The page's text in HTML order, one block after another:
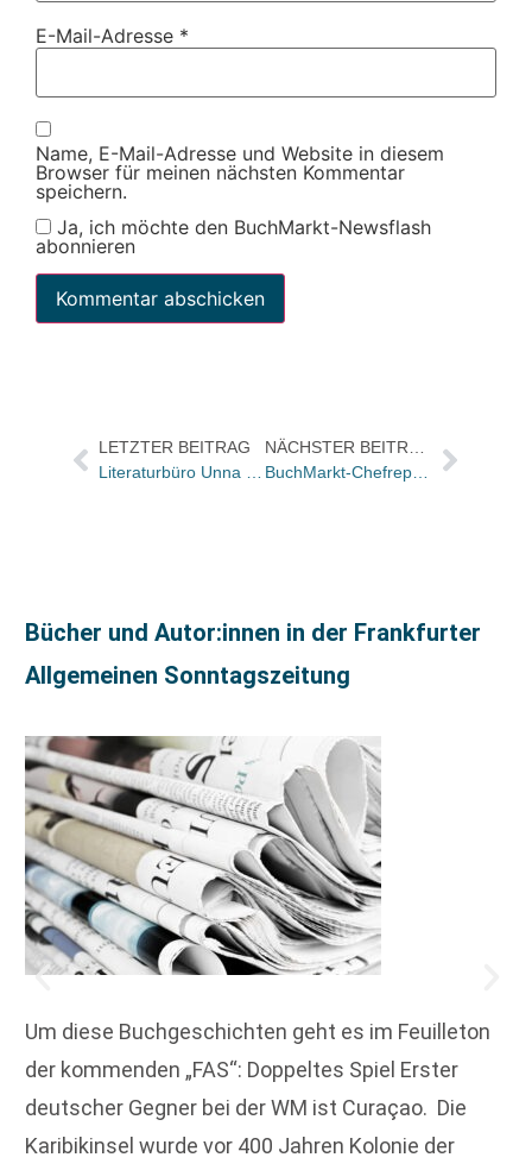
E-Mail-Adresse *
Name, E-Mail-Adresse und Website in diesem
Browser für meinen nächsten Kommentar
speichern.
Ja, ich möchte den BuchMarkt-Newsflash
abonnieren
LETZTER BEITRAG
Bücher und Autor:innen in der Frankfurter
Allgemeinen Sonntagszeitung
Um diese Buchgeschichten geht es im Feuilleton
der kommenden „FAS“: Doppeltes Spiel Erster
deutscher Gegner bei der WM ist Curaçao. Die
Karibik­insel wurde vor 400 Jahren Kolonie der